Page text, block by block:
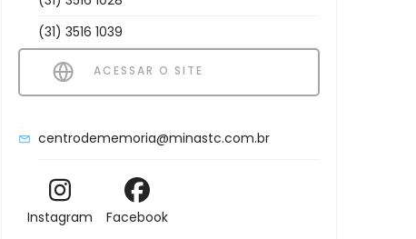
(31) 3516 1039
ACESSAR O SITE
centrodememoria@minastc.com.br
Instagram Facebook